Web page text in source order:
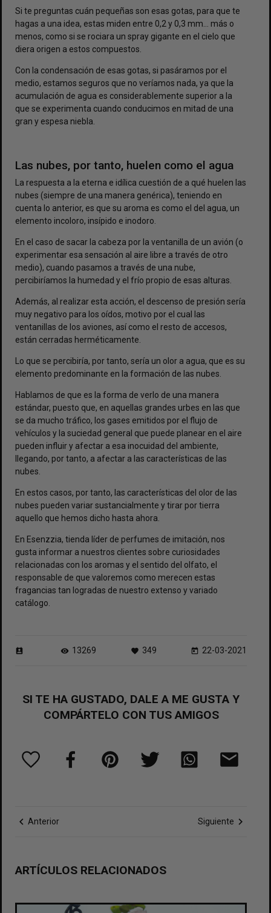
Si te preguntas cuán pequeñas son esas gotas, para que te
hagas a una idea, estas miden entre 0,2 y 0,3 mm… más o
menos, como si se rociara un spray gigante en el cielo que
diera origen a estos compuestos.
Con la condensación de esas gotas, si pasáramos por el
medio, estamos seguros que no veríamos nada, ya que la
acumulación de agua es considerablemente superior a la
que se experimenta cuando conducimos en mitad de una
gran y espesa niebla.
Las nubes, por tanto, huelen como el agua
La respuesta a la eterna e idílica cuestión de a qué huelen las
nubes (siempre de una manera genérica), teniendo en
cuenta lo anterior, es que su aroma es como el del agua, un
elemento incoloro, insípido e inodoro.
En el caso de sacar la cabeza por la ventanilla de un avión (o
experimentar esa sensación al aire libre a través de otro
medio), cuando pasamos a través de una nube,
percibiríamos la humedad y el frío propio de esas alturas.
Además, al realizar esta acción, el descenso de presión sería
muy negativo para los oídos, motivo por el cual las
ventanillas de los aviones, así como el resto de accesos,
están cerradas herméticamente.
Lo que se percibiría, por tanto, sería un olor a agua, que es su
elemento predominante en la formación de las nubes.
Hablamos de que es la forma de verlo de una manera
estándar, puesto que, en aquellas grandes urbes en las que
se da mucho tráfico, los gases emitidos por el flujo de
vehículos y la suciedad general que puede planear en el aire
pueden influir y afectar a esa inocuidad del ambiente,
llegando, por tanto, a afectar a las características de las
nubes.
En estos casos, por tanto, las características del olor de las
nubes pueden variar sustancialmente y tirar por tierra
aquello que hemos dicho hasta ahora.
En Esenzzia, tienda líder de perfumes de imitación, nos
gusta informar a nuestros clientes sobre curiosidades
relacionadas con los aromas y el sentido del olfato, el
responsable de que valoremos como merecen estas
fragancias tan logradas de nuestro extenso y variado
catálogo.
perm_contact_calendar visibility 13269 favorite 349 today 22-03-2021
SI TE HA GUSTADO, DALE A ME GUSTA Y
COMPÁRTELO CON TUS AMIGOS
chevron_left Anterior Siguiente chevron_right
ARTÍCULOS RELACIONADOS